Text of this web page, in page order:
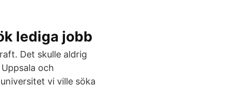
lediga jobb
Det skulle aldrig
och
vi ville söka